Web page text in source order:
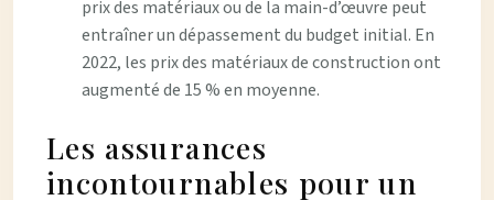
prix des matériaux ou de la main-d’œuvre peut
entraîner un dépassement du budget initial. En
2022, les prix des matériaux de construction ont
augmenté de 15 % en moyenne.
Les assurances
incontournables pour un